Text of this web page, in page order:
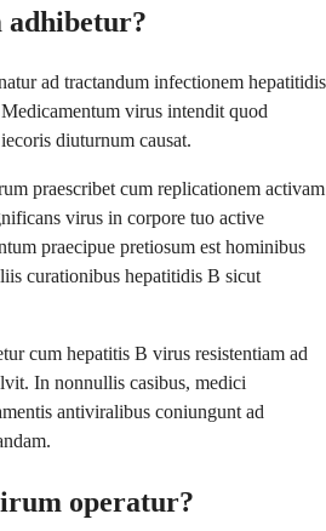
ad tractandum infectionem hepatitidis
virus intendit quod
diuturnum causat.
praescribet cum replicationem activam
virus in corpore tuo active
praecipue pretiosum est hominibus
curationibus hepatitidis B sicut
cum hepatitis B virus resistentiam ad
In nonnullis casibus, medici
antiviralibus coniungunt ad
operatur?